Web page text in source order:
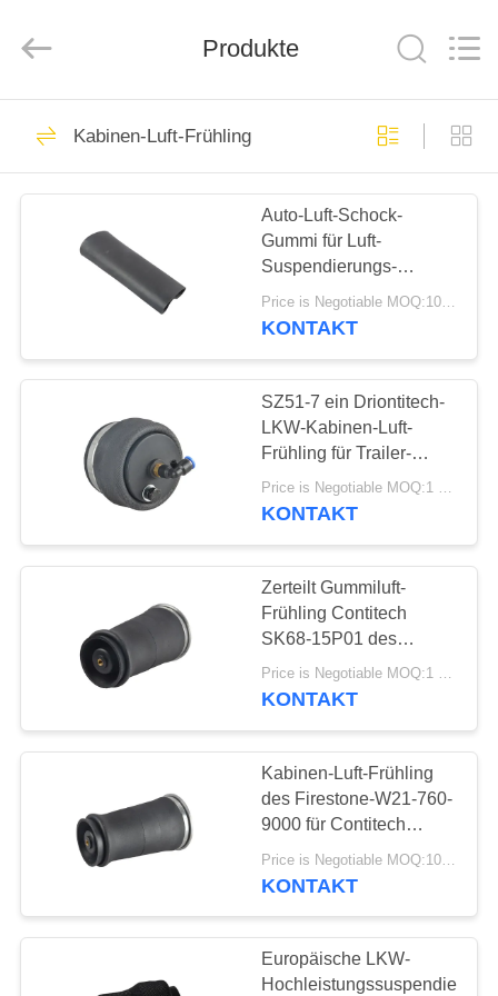
HEIM
PRODUKTE
VIDEOS
UNS
FABRIK-
TOUR
QUALITÄTSKONTROLLE
KONTAKTIERE
SIE EIN
ANGEBOT
SEITENVERZEICHNIS
parts
co.ltd.
Reserved.
Luft-
Suspendierungs-
Schock
3756
1648
MERCEDES-
BENZluft-
Suspendierungs-
BMW-Luft-
Suspendierungs-
Teile
334
Produkte
Kabinen-Luft-Frühling
Auto-Luft-Schock-
Gummi für Luft-
Suspendierungs-
Reparatur-Set A6 C5
4Z7413031A Allroad
Price is Negotiable MOQ:10-teilig/Stücke Beispiel-werden begrüßt
KONTAKT
SZ51-7 ein Driontitech-
LKW-Kabinen-Luft-
Frühling für Trailer-
Fahrer Seat
Price is Negotiable MOQ:1 pc/pcs
KONTAKT
Zerteilt Gummiluft-
Frühling Contitech
SK68-15P01 des
Firestone-W21-760-
9000/Luftsack-
Price is Negotiable MOQ:1 pc/pcs
KONTAKT
Kabinen-Luft-Frühling
des Firestone-W21-760-
9000 für Contitech
SK68-15P01
KONTAKT
Europäische LKW-
Hochleistungssuspendierung